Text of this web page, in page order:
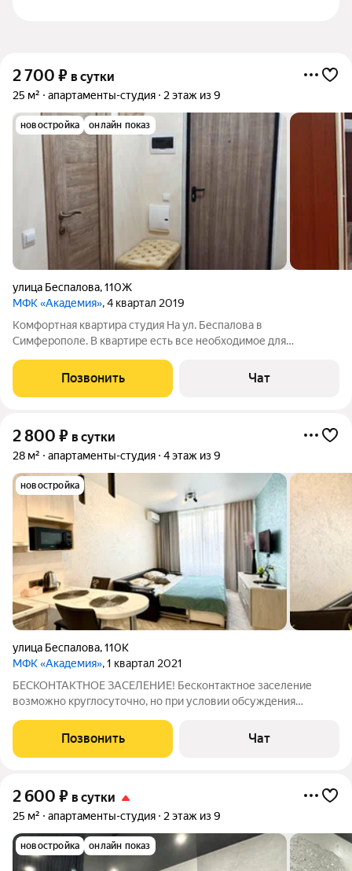
2 700 ₽ в сутки
25 м² апартаменты-студия 2 этаж из 9
новостройка онлайн показ
улица Беспалова,110Ж
МФК «Академия», 4 квартал 2019
Комфортная квартира студия На ул. Беспалова в
Симферополе. В квартире есть все необходимое для
магазины, кафе. Рядом больница онкодиспансер " Ефетова" ,
детская клиника. Возле дома есть
Позвонить Чат
2 800 ₽ в сутки
28 м² апартаменты-студия 4 этаж из 9
новостройка
улица Беспалова,110К
МФК «Академия», 1 квартал 2021
БЕСКОНТАКТНОЕ ЗАСЕЛЕНИЕ! Бесконтактное заселение
возможно круглосуточно, но при условии обсуждения
есть всё необходимое для вашего комфортного проживания .
Страховой депозит 2500 рублей,
Позвонить Чат
2 600 ₽ в сутки
25 м² апартаменты-студия 2 этаж из 9
новостройка онлайн показ